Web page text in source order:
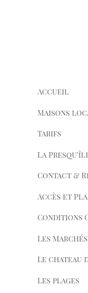
Accueil
Maisons
Tarifs
La
Contact &
Accès et
Conditions
Les Marchés
Le chateau
Les plages